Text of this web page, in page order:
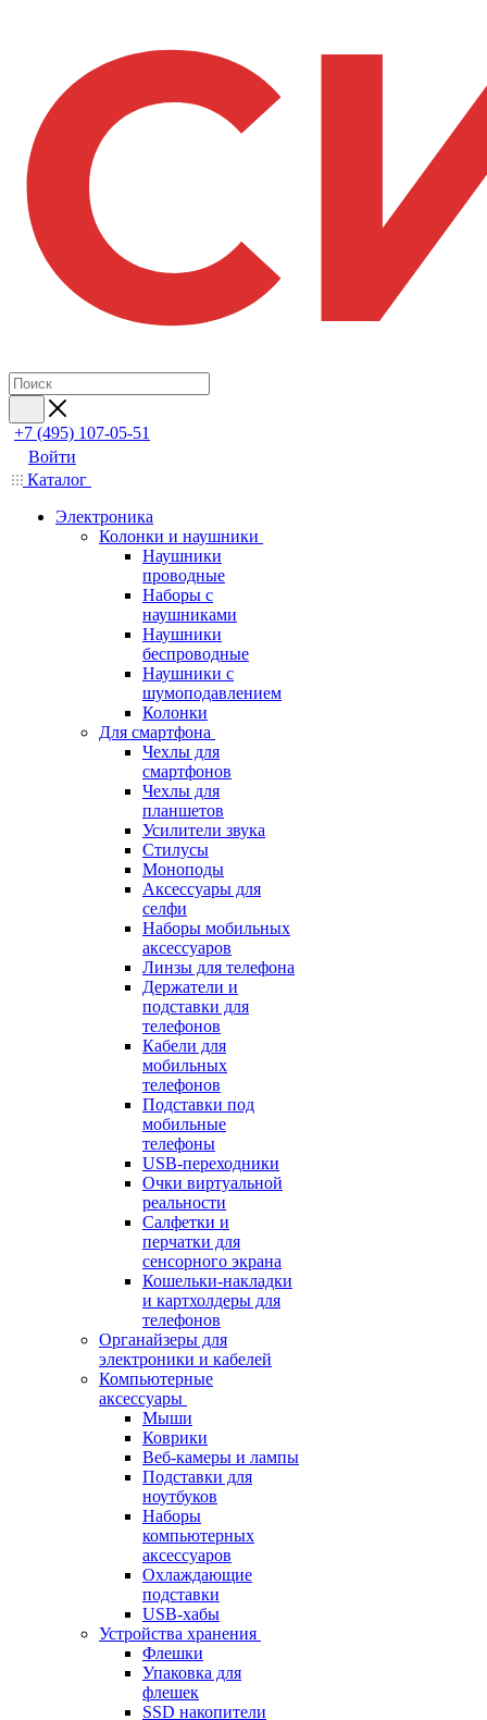
+7 (495) 107-05-51
Войти
Каталог
Электроника
Колонки и наушники
Наушники
проводные
Наборы с
наушниками
Наушники
беспроводные
Наушники с
шумоподавлением
Колонки
Для смартфона
Чехлы для
смартфонов
Чехлы для
планшетов
Усилители звука
Стилусы
Моноподы
Аксессуары для
селфи
Наборы мобильных
аксессуаров
Линзы для телефона
Держатели и
подставки для
телефонов
Кабели для
мобильных
телефонов
Подставки под
мобильные
телефоны
USB-переходники
Очки виртуальной
реальности
Салфетки и
перчатки для
сенсорного экрана
Кошельки-накладки
и картхолдеры для
телефонов
Органайзеры для
электроники и кабелей
Компьютерные
аксессуары
Мыши
Коврики
Веб-камеры и лампы
Подставки для
ноутбуков
Наборы
компьютерных
аксессуаров
Охлаждающие
подставки
USB-хабы
Устройства хранения
Флешки
Упаковка для
флешек
SSD накопители